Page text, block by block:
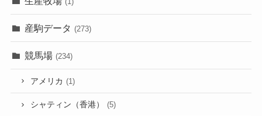
産駒データ (273)
競馬場 (234)
アメリカ (1)
シャティン（香港） (5)